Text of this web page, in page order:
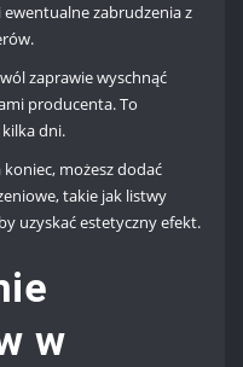
zabrudzenia z
zaprawie wyschnąć
producenta. To
dni.
możesz dodać
takie jak listwy
uzyskać estetyczny efekt.
w